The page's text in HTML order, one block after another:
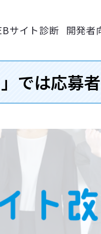
サイト診断 開発者
では応募